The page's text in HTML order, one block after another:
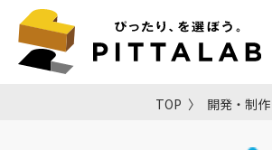
TOP 開発・制作